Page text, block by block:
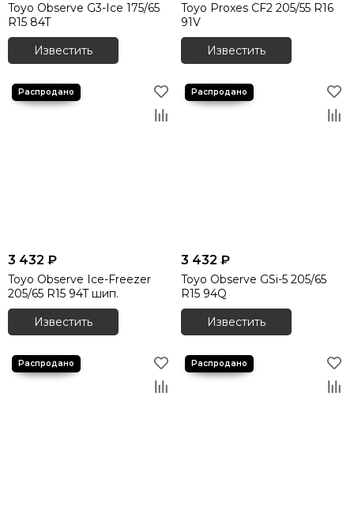
Toyo Observe G3-Ice 175/65
R15 84T
Известить
Toyo Proxes СF2 205/55 R16
91V
Известить
3 432 ₽
Toyo Observe Ice-Freezer
205/65 R15 94T шип.
Известить
3 432 ₽
Toyo Observe GSi-5 205/65
R15 94Q
Известить